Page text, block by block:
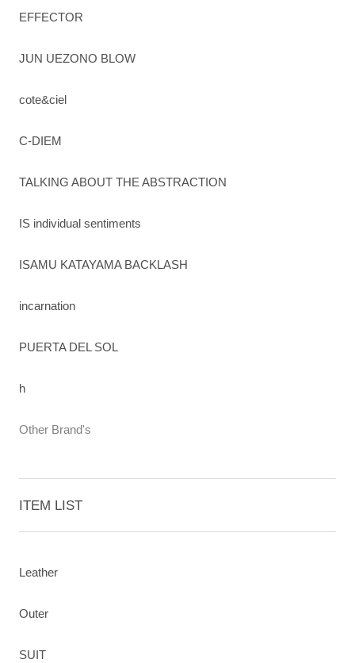
EFFECTOR
JUN UEZONO BLOW
cote&ciel
C-DIEM
TALKING ABOUT THE ABSTRACTION
IS individual sentiments
ISAMU KATAYAMA BACKLASH
incarnation
PUERTA DEL SOL
h
Other Brand's
ITEM LIST
Leather
Outer
SUIT